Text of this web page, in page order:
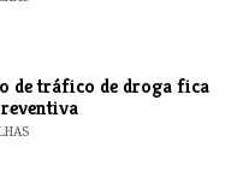
de tráfico de droga fica